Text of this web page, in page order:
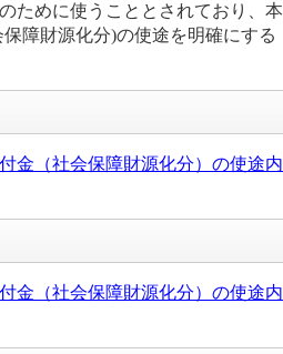
ために使うこととされており、本
障財源化分)の使途を明確にする
金（社会保障財源化分）の使途内
金（社会保障財源化分）の使途内